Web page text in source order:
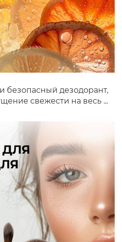
безопасный дезодорант,
свежести на весь ...